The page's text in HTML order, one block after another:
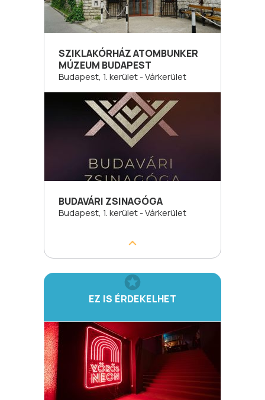
SZIKLAKÓRHÁZ ATOMBUNKER
MÚZEUM BUDAPEST
Budapest, 1. kerület - Várkerület
BUDAVÁRI ZSINAGÓGA
Budapest, 1. kerület - Várkerület
EZ IS ÉRDEKELHET